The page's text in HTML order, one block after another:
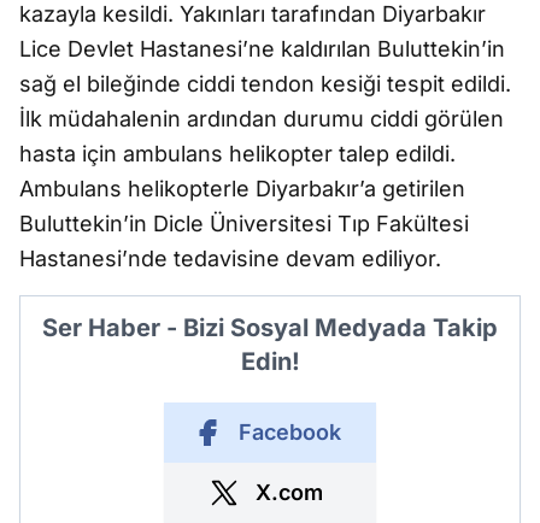
kazayla kesildi. Yakınları tarafından Diyarbakır
Lice Devlet Hastanesi’ne kaldırılan Buluttekin’in
sağ el bileğinde ciddi tendon kesiği tespit edildi.
İlk müdahalenin ardından durumu ciddi görülen
hasta için ambulans helikopter talep edildi.
Ambulans helikopterle Diyarbakır’a getirilen
Buluttekin’in Dicle Üniversitesi Tıp Fakültesi
Hastanesi’nde tedavisine devam ediliyor.
Ser Haber - Bizi Sosyal Medyada Takip
Edin!
Facebook
X.com